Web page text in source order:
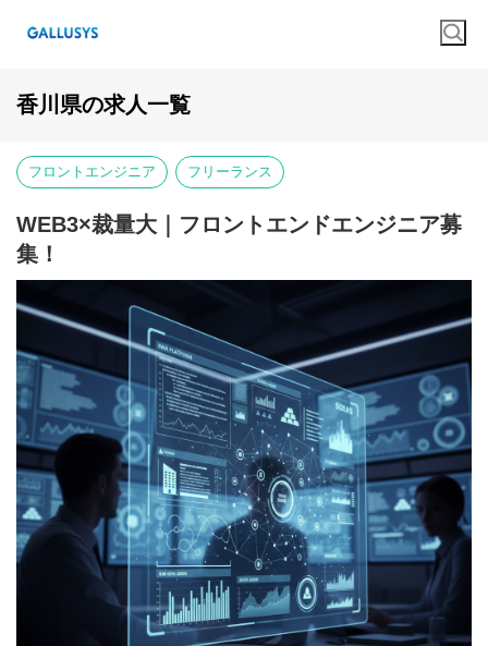
香川県の求人一覧
フロントエンジニア フリーランス
WEB3×裁量大｜フロントエンドエンジニア募
集！